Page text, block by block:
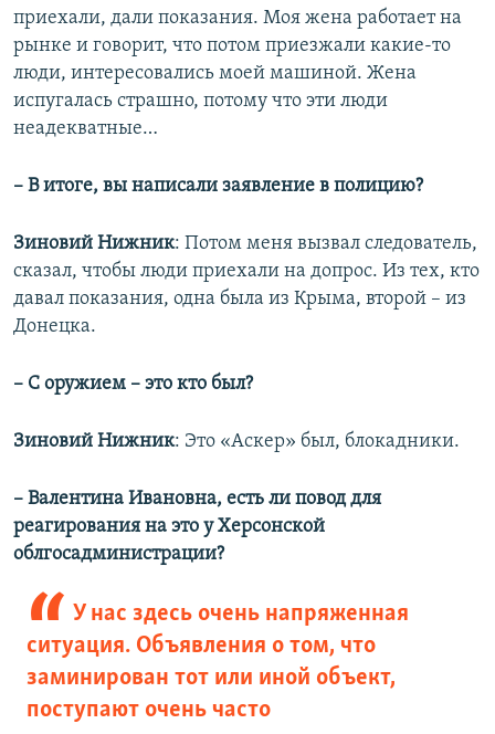
приехали, дали показания. Моя жена работает на
рынке и говорит, что потом приезжали какие-то
люди, интересовались моей машиной. Жена
испугалась страшно, потому что эти люди
неадекватные…
– В итоге, вы написали заявление в полицию?
Зиновий Нижник: Потом меня вызвал следователь,
сказал, чтобы люди приехали на допрос. Из тех, кто
давал показания, одна была из Крыма, второй – из
Донецка.
– С оружием – это кто был?
Зиновий Нижник: Это «Аскер» был, блокадники.
– Валентина Ивановна, есть ли повод для
реагирования на это у Херсонской
облгосадминистрации?
У нас здесь очень напряженная
ситуация. Объявления о том, что
заминирован тот или иной объект,
поступают очень часто